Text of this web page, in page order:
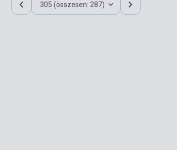
305 (összesen: 287)